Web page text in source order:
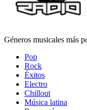
Géneros musicales más
Pop
Rock
Éxitos
Electro
Chillout
Música latina